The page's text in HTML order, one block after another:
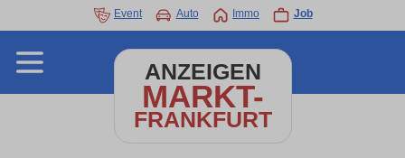
Event Auto Immo Job
ANZEIGEN
MARKT-
FRANKFURT